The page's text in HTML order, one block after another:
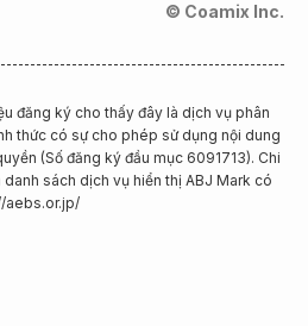
© Coamix Inc.
đăng ký cho thấy đây là dịch vụ phân
thức có sự cho phép sử dụng nội dung
(Số đăng ký đầu mục 6091713). Chi
sách dịch vụ hiển thị ABJ Mark có
aebs.or.jp/